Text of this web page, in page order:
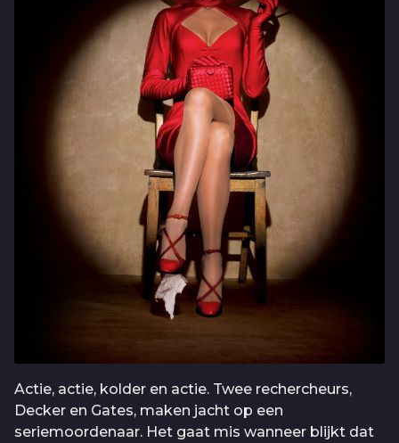
Actie, actie, kolder en actie. Twee rechercheurs,
Decker en Gates, maken jacht op een
seriemoordenaar. Het gaat mis wanneer blijkt dat